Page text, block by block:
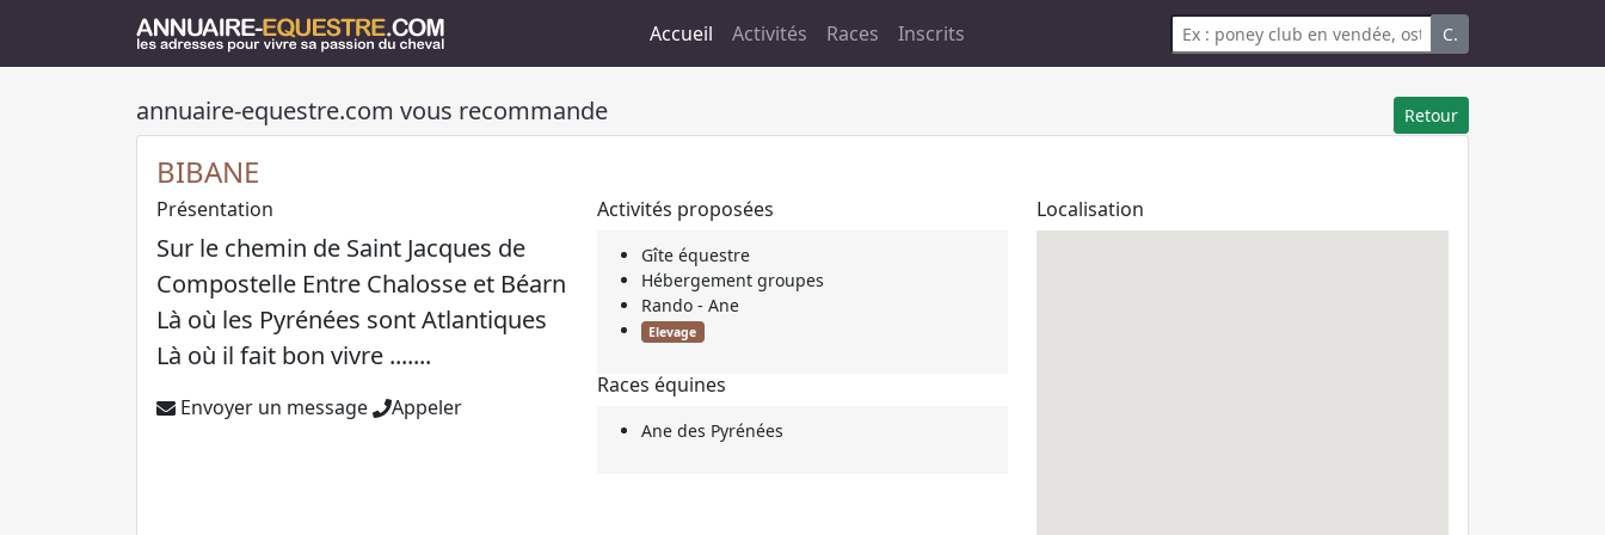
Accueil Activités Races Inscrits C.
Retour
annuaire-equestre.com vous recommande
BIBANE
Présentation
Sur le chemin de Saint Jacques de
Compostelle Entre Chalosse et Béarn
Là où les Pyrénées sont Atlantiques
Là où il fait bon vivre .......
Envoyer un message Appeler
Activités proposées
Gîte équestre
Hébergement groupes
Rando - Ane
Elevage
Races équines
Ane des Pyrénées
Localisation